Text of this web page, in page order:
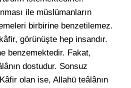
ile müslümanların
birbirine benzetilemez.
görünüşte hep insandır.
benzemektedir. Fakat,
dostudur. Sonsuz
olan ise, Allahü teâlânın